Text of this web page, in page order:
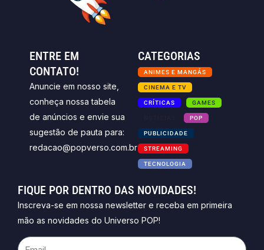
ENTRE EM
CONTATO!
Anuncie em nosso site,
conheça nossa tabela
de anúncios e envie sua
sugestão de pauta para:
redacao@popverso.com.br
CATEGORIAS
ANIMES E MANGÁS
CINEMA E TV
CRÍTICAS GAMES
POP
PUBLICIDADE
STREAMING
TECNOLOGIA
FIQUE POR DENTRO DAS NOVIDADES!
Inscreva-se em nossa newsletter e receba em primeira
mão as novidades do Universo POP!
Email